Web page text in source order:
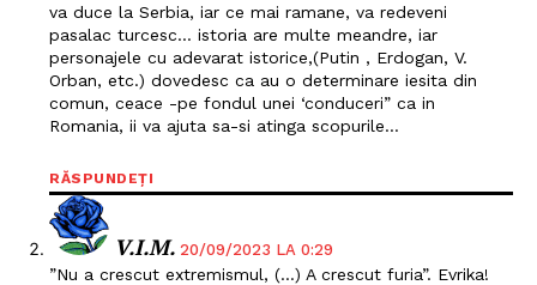
va duce la Serbia, iar ce mai ramane, va redeveni
pasalac turcesc… istoria are multe meandre, iar
personajele cu adevarat istorice,(Putin , Erdogan, V.
Orban, etc.) dovedesc ca au o determinare iesita din
comun, ceace -pe fondul unei ‘conduceri” ca in
Romania, ii va ajuta sa-si atinga scopurile…
RĂSPUNDEȚI
V.I.M. 20/09/2023 LA 0:29
”Nu a crescut extremismul, (…) A crescut furia”. Evrika!